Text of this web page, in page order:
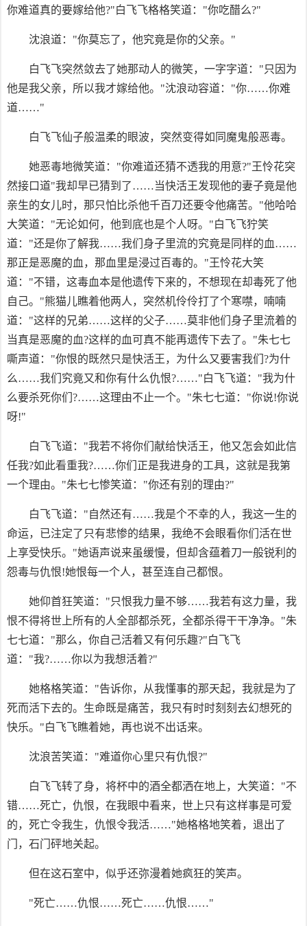
你难道真的要嫁给他?"白飞飞格格笑道："你吃醋么?"
沈浪道："你莫忘了，他究竟是你的父亲。"
白飞飞突然敛去了她那动人的微笑，一字字道："只因为
他是我父亲，所以我才嫁给他。"沈浪动容道："你……你难
道……"
白飞飞仙子般温柔的眼波，突然变得如同魔鬼般恶毒。
她恶毒地微笑道："你难道还猜不透我的用意?"王怜花突
然接口道"我却早已猜到了……当快活王发现他的妻子竟是他
亲生的女儿时，那只怕比杀他千百刀还要令他痛苦。"他哈哈
大笑道："无论如何，他到底也是个人呀。"白飞飞狞笑
道："还是你了解我……我们身子里流的究竟是同样的血……
那正是恶魔的血，那血里是浸过百毒的。"王怜花大笑
道："不错，这毒血本是他遗传下来的，不想现在却毒死了他
自己。"熊猫儿瞧着他两人，突然机伶伶打了个寒噤，喃喃
道："这样的兄弟……这样的父子……莫非他们身子里流着的
当真是恶魔的血?这样的血可真不能再遗传下去了。"朱七七
嘶声道："你恨的既然只是快活王，为什么又要害我们?为什
么……我们究竟又和你有什么仇恨?……"白飞飞道："我为什
么要杀死你们?……这理由不止一个。"朱七七道："你说!你说
呀!"
白飞飞道："我若不将你们献给快活王，他又怎会如此信
任我?如此看重我?……你们正是我进身的工具，这就是我第
一个理由。"朱七七惨笑道："你还有别的理由?"
白飞飞道："自然还有……我是个不幸的人，我这一生的
命运，已注定了只有悲惨的结果，我绝不会眼看你们活在世
上享受快乐。"她语声说来虽缓慢，但却含蕴着刀一般锐利的
怨毒与仇恨!她恨每一个人，甚至连自己都恨。
她仰首狂笑道："只恨我力量不够……我若有这力量，我
恨不得将世上所有的人全部都杀死，全都杀得干干净净。"朱
七七道："那么，你自己活着又有何乐趣?"白飞飞
道："我?……你以为我想活着?"
她格格笑道："告诉你，从我懂事的那天起，我就是为了
死而活下去的。生命既是痛苦，我只有时时刻刻去幻想死的
快乐。"白飞飞瞧着她，再也说不出话来。
沈浪苦笑道："难道你心里只有仇恨?"
白飞飞转了身，将杯中的酒全都洒在地上，大笑道："不
错……死亡，仇恨，在我眼中看来，世上只有这样事是可爱
的，死亡令我生，仇恨令我活……"她格格地笑着，退出了
门，石门砰地关起。
但在这石室中，似乎还弥漫着她疯狂的笑声。
"死亡……仇恨……死亡……仇恨……"